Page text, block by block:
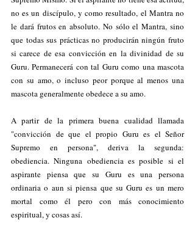
no es un discípulo, y como resultado, el Mantra no
le dará frutos en absoluto. No sólo el Mantra, sino
que todas sus prácticas no producirán ningún fruto
si carece de esa convicción en la divinidad de su
Guru. Permanecerá con tal Guru como una mascota
con su amo, o incluso peor porque al menos una
mascota generalmente obedece a su amo.
A partir de la primera buena cualidad llamada
"convicción de que el propio Guru es el Señor
Supremo en persona", deriva la segunda:
obediencia. Ninguna obediencia es posible si el
aspirante piensa que su Guru es una persona
ordinaria o aun si piensa que su Guru es un mero
mortal como él pero con más conocimiento
espiritual, y cosas así.